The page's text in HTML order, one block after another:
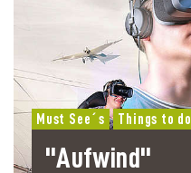
Must See´s Things to do
"Aufwind"